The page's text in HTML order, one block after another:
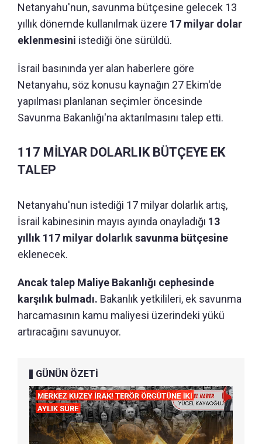
Netanyahu'nun, savunma bütçesine gelecek 13
yıllık dönemde kullanılmak üzere 17 milyar dolar
eklenmesini istediği öne sürüldü.
İsrail basınında yer alan haberlere göre
Netanyahu, söz konusu kaynağın 27 Ekim'de
yapılması planlanan seçimler öncesinde
Savunma Bakanlığı'na aktarılmasını talep etti.
117 MİLYAR DOLARLIK BÜTÇEYE EK
TALEP
Netanyahu'nun istediği 17 milyar dolarlık artış,
İsrail kabinesinin mayıs ayında onayladığı 13
yıllık 117 milyar dolarlık savunma bütçesine
eklenecek.
Ancak talep Maliye Bakanlığı cephesinde
karşılık bulmadı. Bakanlık yetkilileri, ek savunma
harcamasının kamu maliyesi üzerindeki yükü
artıracağını savunuyor.
GÜNÜN ÖZETİ